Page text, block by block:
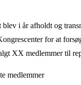
blev i år afholdt og
for at
XX medlemmer til
medlemmer